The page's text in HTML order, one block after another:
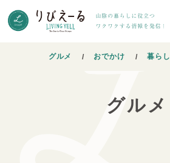
グルメ おでかけ 暮らし
グルメ